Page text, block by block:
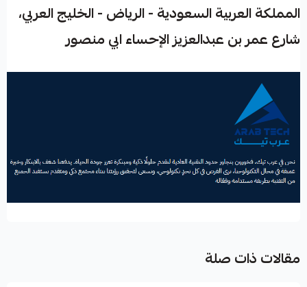
المملكة العربية السعودية - الرياض - الخليج العربي،
شارع عمر بن عبدالعزيز الإحساء ابي منصور
مقالات ذات صلة